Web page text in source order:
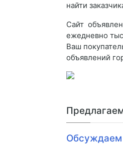
найти
Сайт
ежедневно
Ваш
объявлений
Обсуждаем